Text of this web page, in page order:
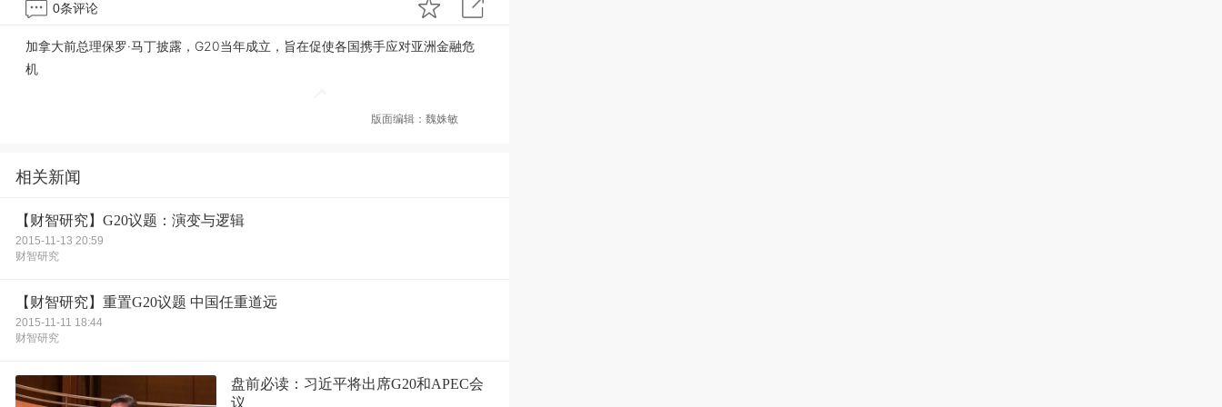
0条评论
加拿大前总理保罗·马丁披露，G20当年成立，旨在促使各国携手应对亚洲金融危
机
版面编辑：魏姝敏
相关新闻
【财智研究】G20议题：演变与逻辑
2015-11-13 20:59
财智研究
【财智研究】重置G20议题 中国任重道远
2015-11-11 18:44
财智研究
盘前必读：习近平将出席G20和APEC会
议